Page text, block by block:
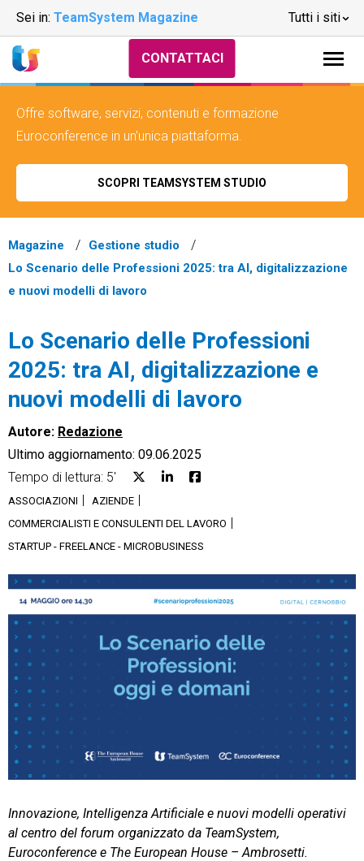
Sei in: TeamSystem Magazine Tutti i siti
Ecommerce
Email Marketing
Financial Solutions
HR
Trust Services
TeamSystem Corporate
TeamSystem Store
CONTATTACI
Offre software, servizi, contenuti e formazione
Euroconference in un'unica piattaforma.
SCOPRI TEAMSYSTEM STUDIO
Magazine
Gestione studio
Lo Scenario delle Professioni 2025: tra AI, digitalizzazione
e nuovi modelli di lavoro
Lo Scenario delle Professioni
2025: tra AI, digitalizzazione e
nuovi modelli di lavoro
Autore: Redazione
Ultimo aggiornamento: 09.06.2025
Tempo di lettura: 5'
ASSOCIAZIONI
AZIENDE
COMMERCIALISTI E CONSULENTI DEL LAVORO
STARTUP - FREELANCE - MICROBUSINESS
Innovazione, Intelligenza Artificiale e nuovi modelli operativi
al centro del forum organizzato da TeamSystem,
Euroconference e The European House – Ambrosetti.